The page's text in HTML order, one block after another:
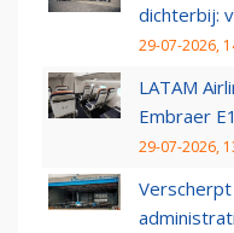
dichterbij:
29-07-2026,
LATAM
Embraer
29-07-2026,